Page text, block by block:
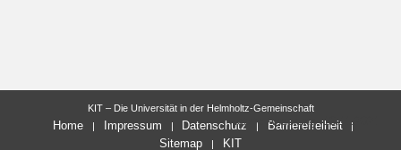
letzte Änderung: 10.11.2021
KIT – Die Universität in der Helmholtz-Gemeinschaft
Home Impressum Datenschutz
Barrierefreiheit
Sitemap
KIT